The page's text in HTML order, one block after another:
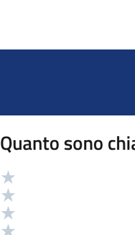
Quanto sono
Valutazione